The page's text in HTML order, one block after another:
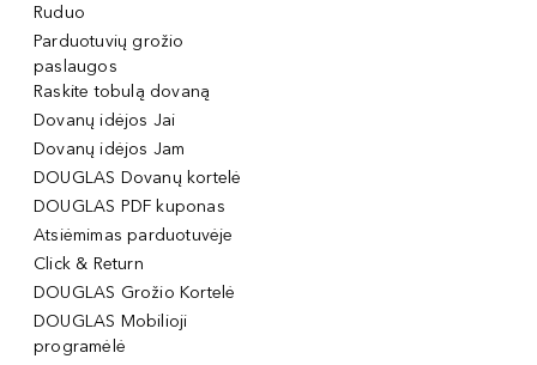
Ruduo
Parduotuvių grožio
paslaugos
Raskite tobulą dovaną
Dovanų idėjos Jai
Dovanų idėjos Jam
DOUGLAS Dovanų kortelė
DOUGLAS PDF kuponas
Atsiėmimas parduotuvėje
Click & Return
DOUGLAS Grožio Kortelė
DOUGLAS Mobilioji
programėlė